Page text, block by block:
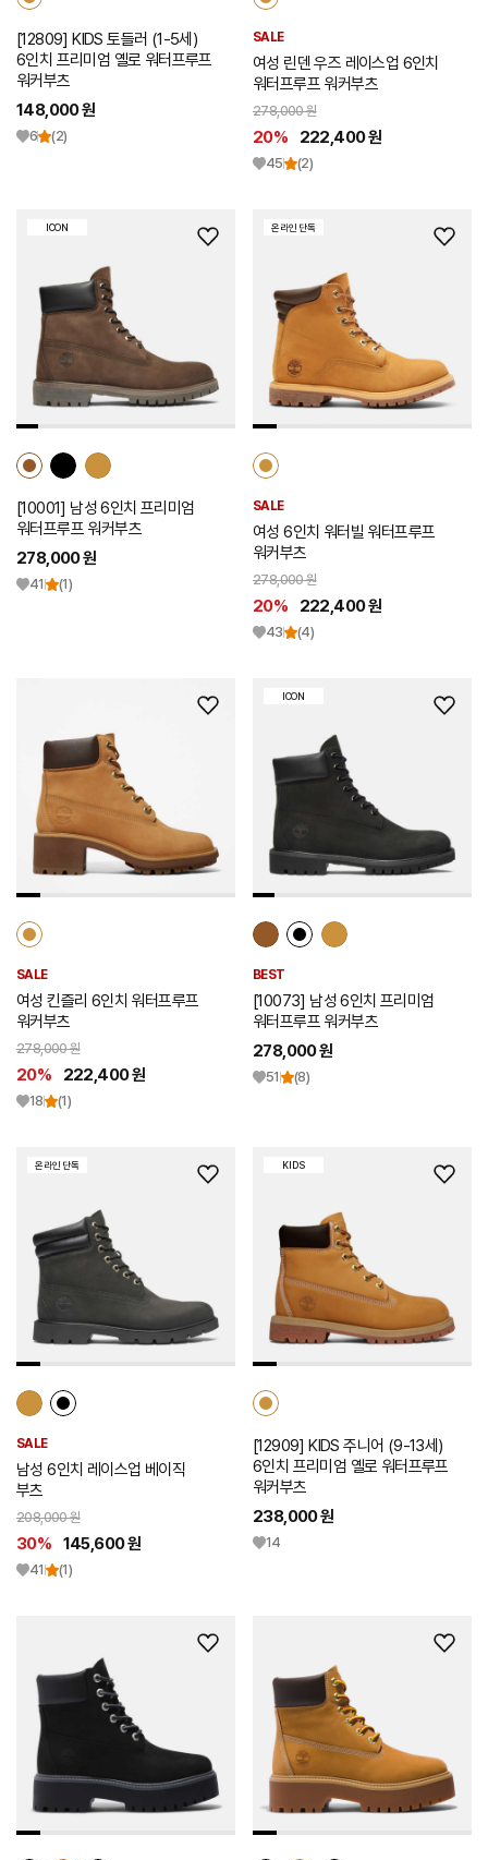
[12809] KIDS 토들러 (1-5세)
6인치 프리미엄 옐로 워터프루프
워커부츠
148,000 원
6 (2)
SALE
여성 린덴 우즈 레이스업 6인치
워터프루프 워커부츠
278,000 원
20% 222,400 원
45 (2)
위
추
가
ICON
[10001] 남성 6인치 프리미엄
워터프루프 워커부츠
278,000 원
41 (1)
위
추
가
온라인 단독
SALE
여성 6인치 워터빌 워터프루프
워커부츠
278,000 원
20% 222,400 원
43 (4)
위
추
가
SALE
여성 킨즐리 6인치 워터프루프
워커부츠
278,000 원
20% 222,400 원
18 (1)
위
추
가
ICON
BEST
[10073] 남성 6인치 프리미엄
워터프루프 워커부츠
278,000 원
51 (8)
위
추
가
온라인 단독
SALE
남성 6인치 레이스업 베이직
부츠
208,000 원
30% 145,600 원
41 (1)
위
추
가
KIDS
[12909] KIDS 주니어 (9-13세)
6인치 프리미엄 옐로 워터프루프
워커부츠
238,000 원
14
위
트
추
가
위
트
추
가